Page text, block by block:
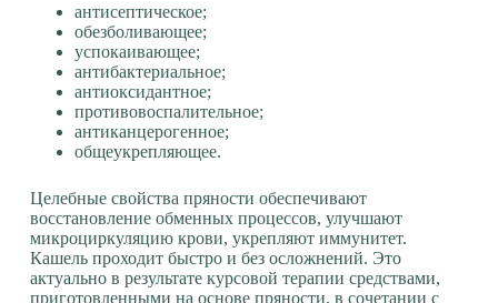
антисептическое;
обезболивающее;
успокаивающее;
антибактериальное;
антиоксидантное;
противовоспалительное;
антиканцерогенное;
общеукрепляющее.
Целебные свойства пряности обеспечивают
восстановление обменных процессов, улучшают
микроциркуляцию крови, укрепляют иммунитет.
Кашель проходит быстро и без осложнений. Это
актуально в результате курсовой терапии средствами,
приготовленными на основе пряности, в сочетании с